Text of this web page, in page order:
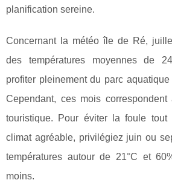
planification sereine.
Concernant la météo île de Ré,
des températures moyennes de
profiter pleinement du parc
Cependant, ces mois
touristique. Pour éviter la foule tout
climat agréable, privilégiez juin ou
températures autour de 21°C et
moins.